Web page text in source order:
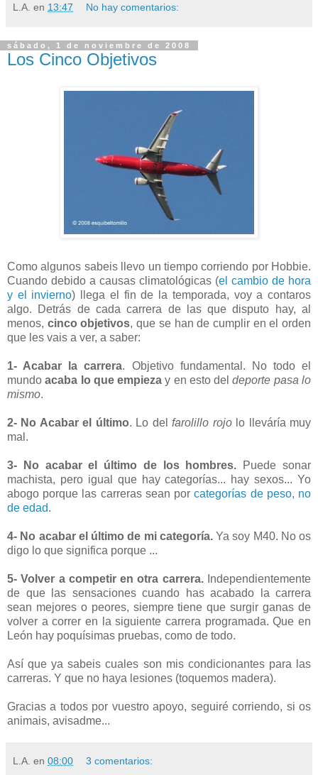
L.A. en 13:47 No hay comentarios:
sábado, 1 de noviembre de 2008
Los Cinco Objetivos
Como algunos sabeis llevo un tiempo corriendo por Hobbie.
Cuando debido a causas climatológicas (el cambio de hora
y el invierno) llega el fin de la temporada, voy a contaros
algo. Detrás de cada carrera de las que disputo hay, al
menos, cinco objetivos, que se han de cumplir en el orden
que les vais a ver, a saber:
1- Acabar la carrera. Objetivo fundamental. No todo el
mundoacaba lo que empieza y en esto deldeporte pasa lo
mismo.
2- No Acabar el último. Lo delfarolillo rojolo lleváría muy
mal.
3- No acabar el último de los hombres. Puede sonar
machista, pero igual que hay categorías... hay sexos... Yo
abogo porque las carreras sean porcategorías de peso, no
de edad.
4- No acabar el último de mi categoría.Ya soy M40. No os
digo lo que significa porque ...
5- Volver a competir en otra carrera.Independientemente
de que las sensaciones cuando has acabado la carrera
sean mejores o peores, siempre tiene que surgir ganas de
volver a correr en la siguiente carrera programada. Que en
León hay poquísimas pruebas, como de todo.
Así que ya sabeis cuales son mis condicionantes para las
carreras. Y que no haya lesiones (toquemos madera).
Gracias a todos por vuestro apoyo, seguiré corriendo, si os
animais, avisadme...
L.A. en 08:00 3 comentarios: